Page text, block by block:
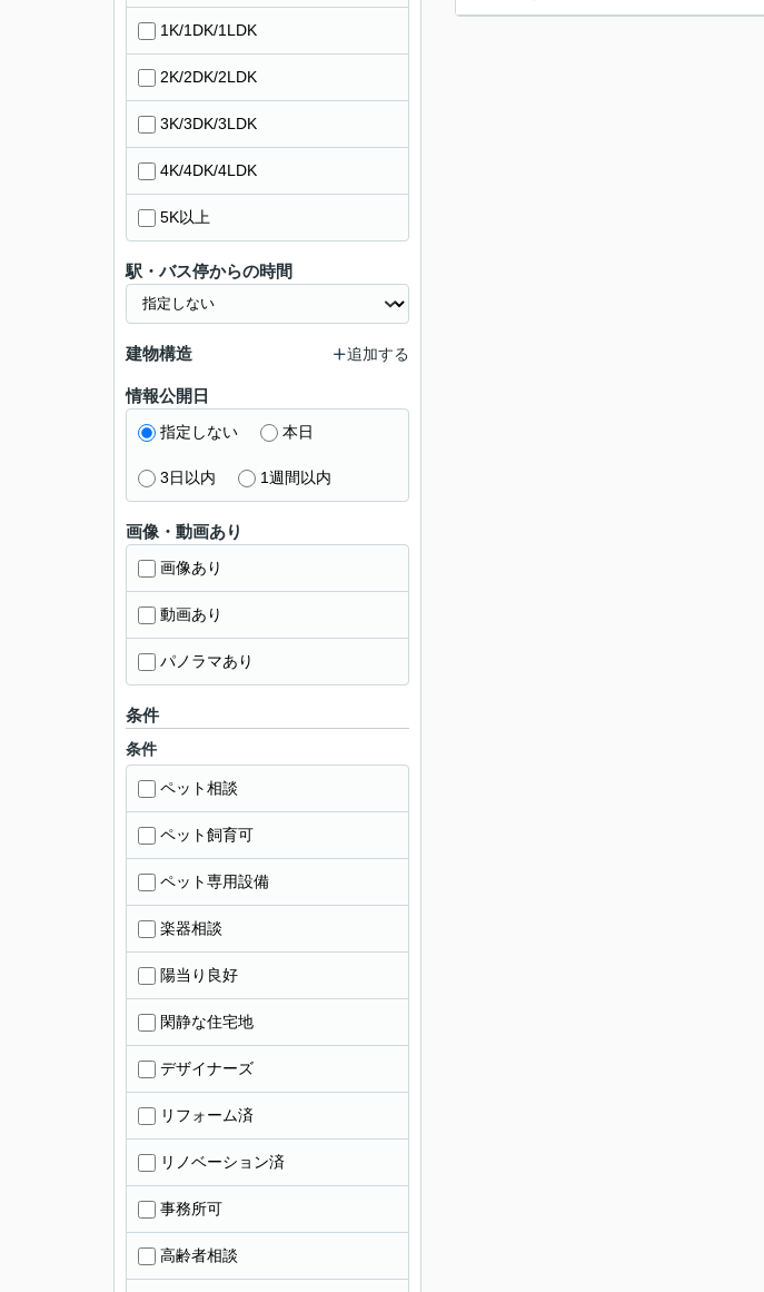
1K/1DK/1LDK
2K/2DK/2LDK
3K/3DK/3LDK
4K/4DK/4LDK
5K以上
駅・バス停からの時間
建物構造 追加する
情報公開日
指定しない 本日
3日以内 1週間以内
画像・動画あり
画像あり
動画あり
パノラマあり
条件
条件
ペット相談
ペット飼育可
ペット専用設備
楽器相談
陽当り良好
閑静な住宅地
デザイナーズ
リフォーム済
リノベーション済
事務所可
高齢者相談